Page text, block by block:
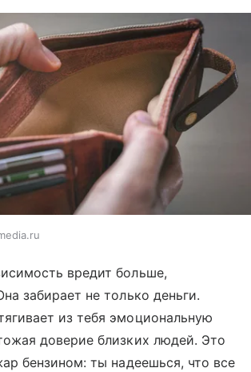
вредит больше,
забирает не только деньги.
из тебя эмоциональную
доверие близких людей. Это
бензином: ты надеешься, что все